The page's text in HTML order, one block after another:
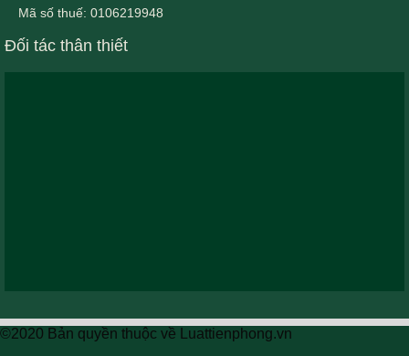
Mã số thuế: 0106219948
Đối tác thân thiết
©2020 Bản quyền thuộc về Luattienphong.vn